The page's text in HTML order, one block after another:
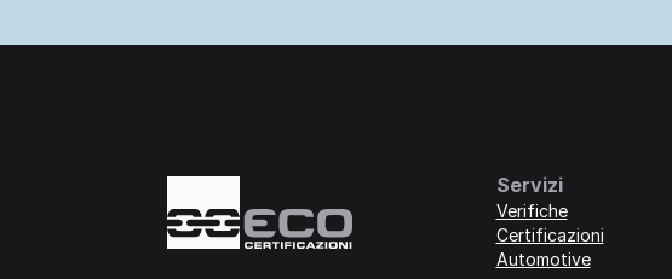
Servizi
Verifiche
Certificazioni
Automotive